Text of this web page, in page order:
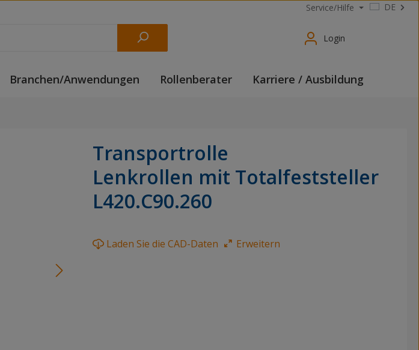
DE
Service/Hilfe
Login
Branchen/Anwendungen Rollenberater Karriere / Ausbildung
Transportrolle
Lenkrollen mit Totalfeststeller
L420.C90.260
Laden Sie die CAD-Daten Erweitern